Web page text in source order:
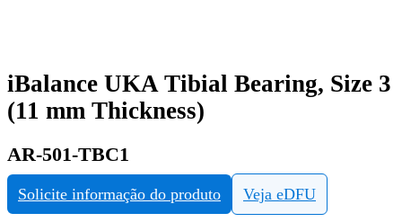
iBalance UKA Tibial Bearing, Size 3
(11 mm Thickness)
AR-501-TBC1
Solicite informação do produto Veja eDFU